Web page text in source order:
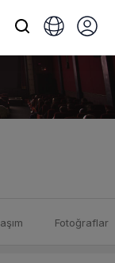
Fotoğraflar